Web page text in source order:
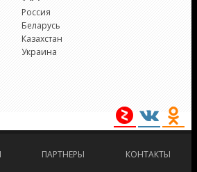
Россия
Беларусь
Казахстан
Украина
ПАРТНЕРЫ КОНТАКТЫ